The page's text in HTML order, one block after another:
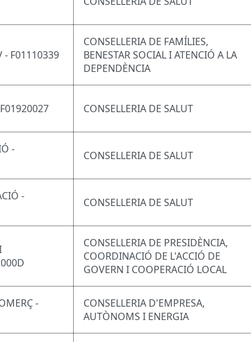
- F01110339
CONSELLERIA DE FAMÍLIES,
BENESTAR SOCIAL I ATENCIÓ A LA
DEPENDÈNCIA
CONSELLERIA DE SALUT
-
CONSELLERIA DE SALUT
-
CONSELLERIA DE SALUT
CONSELLERIA DE PRESIDÈNCIA,
COORDINACIÓ DE L'ACCIÓ DE
GOVERN I COOPERACIÓ LOCAL
-
CONSELLERIA D'EMPRESA,
AUTÒNOMS I ENERGIA